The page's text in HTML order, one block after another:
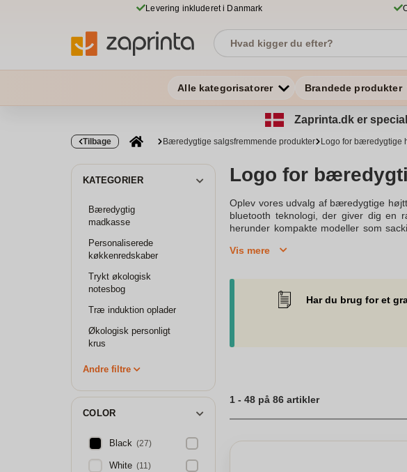
Levering inkluderet i Danmark
Alle kategorisatorer Brandede produkter
Zaprinta.dk er
Tilbage Bæredygtige salgsfremmende produkter Logo for bæredygtige
KATEGORIER
Bæredygtig
madkasse
Personaliserede
køkkenredskaber
Trykt økologisk
notesbog
Træ induktion oplader
Økologisk personligt
krus
Andre filtre
COLOR
Black (27)
White (11)
Logo for
Oplev vores udvalg af bæredygtige
bluetooth teknologi, der giver dig en
herunder kompakte modeller som
samt højtalere med kabinet lavet af
materialer, er de et bevis på vores
logo og powerbanks med logo, og
udvalg af højtalere, hvor du kan
baggrundsstøj. Fra højtalere med tryk
Vis mere
Har du brug for et
1 - 48 på 86 artikler